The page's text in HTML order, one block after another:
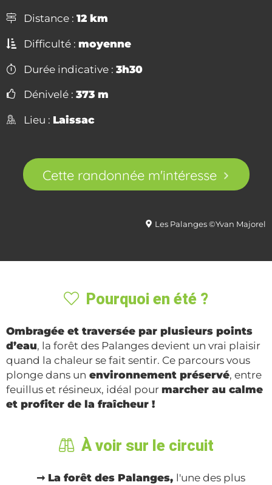
Distance : 12 km
Difficulté : moyenne
Durée indicative : 3h30
Dénivelé : 373 m
Lieu : Laissac
Cette randonnée m'intéresse
Les Palanges ©Yvan Majorel
Pourquoi en été ?
Ombragée et traversée par plusieurs points
d’eau, la forêt des Palanges devient un vrai plaisir
quand la chaleur se fait sentir. Ce parcours vous
plonge dans un environnement préservé, entre
feuillus et résineux, idéal pour marcher au calme
et profiter de la fraîcheur !
À voir sur le circuit
➞ La forêt des Palanges, l'une des plus